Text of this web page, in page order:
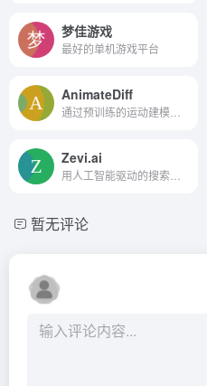
梦佳游戏
最好的单机游戏平台
AnimateDiff
Zevi.ai
暂无评论